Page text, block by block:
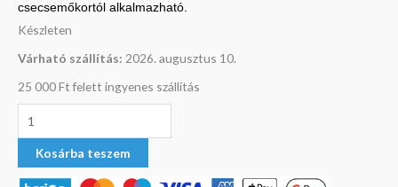
csecsemőkortól alkalmazható.
Készleten
Várható szállítás: 2026. augusztus 10.
25 000 Ft felett ingyenes szállítás
Kosárba teszem